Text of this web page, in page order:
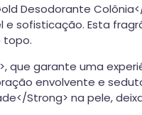
Desodorante
sofisticação. Esta
topo.
garante uma
envolvente e
Strong> na pele,